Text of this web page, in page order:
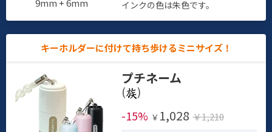
9mm + 6mm
インクの色は朱色です。
キーホルダーに付けて持ち歩けるミニサイズ！
プチネーム
(
)
-15% ￥ 1,028 ￥1,210